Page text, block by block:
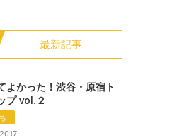
最新記事
よかった！渋谷・原宿ト
プ vol.２